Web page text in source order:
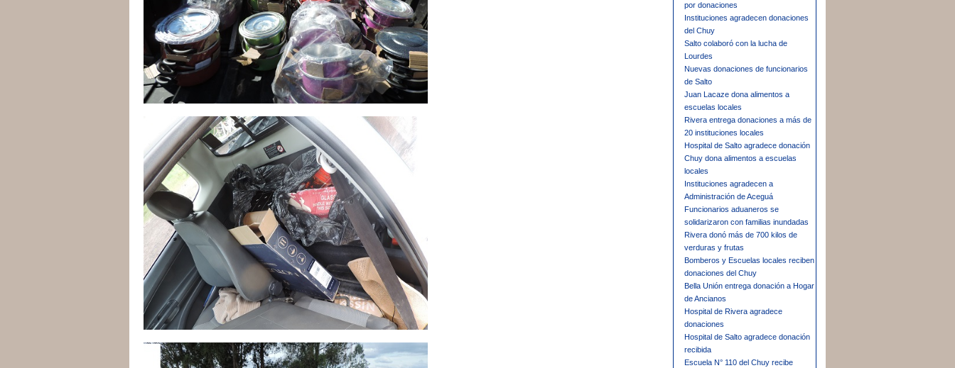
por donaciones
Instituciones agradecen donaciones
del Chuy
Salto colaboró con la lucha de
Lourdes
Nuevas donaciones de funcionarios
de Salto
Juan Lacaze dona alimentos a
escuelas locales
Rivera entrega donaciones a más de
20 instituciones locales
Hospital de Salto agradece donación
Chuy dona alimentos a escuelas
locales
Instituciones agradecen a
Administración de Aceguá
Funcionarios aduaneros se
solidarizaron con familias inundadas
Rivera donó más de 700 kilos de
verduras y frutas
Bomberos y Escuelas locales reciben
donaciones del Chuy
Bella Unión entrega donación a Hogar
de Ancianos
Hospital de Rivera agradece
donaciones
Hospital de Salto agradece donación
recibida
Escuela N° 110 del Chuy recibe